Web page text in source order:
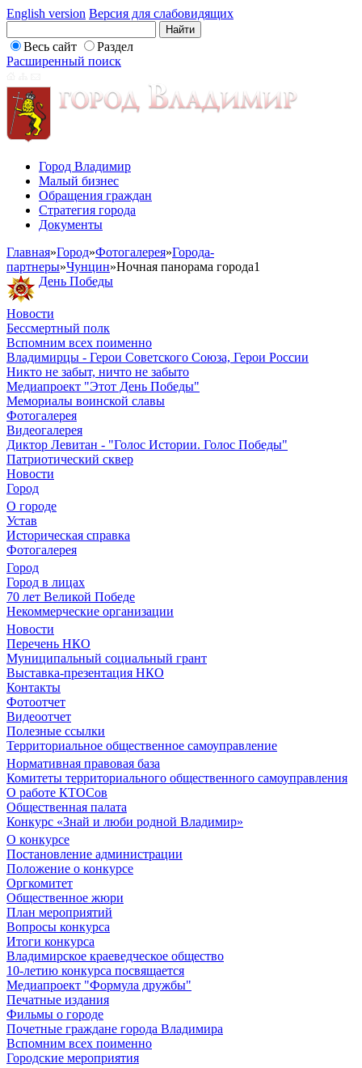
English version Версия для слабовидящих
Весь сайт
Раздел
Расширенный поиск
Город Владимир
Малый бизнес
Обращения граждан
Стратегия города
Документы
Главная»Город»Фотогалерея»Города-
партнеры»Чунцин»Ночная панорама города1
День Победы
Новости
Бессмертный полк
Вспомним всех поименно
Владимирцы - Герои Советского Союза, Герои России
Никто не забыт, ничто не забыто
Медиапроект "Этот День Победы"
Мемориалы воинской славы
Фотогалерея
Видеогалерея
Диктор Левитан - "Голос Истории. Голос Победы"
Патриотический сквер
Новости
Город
О городе
Устав
Историческая справка
Фотогалерея
Город
Город в лицах
70 лет Великой Победе
Некоммерческие организации
Новости
Перечень НКО
Муниципальный социальный грант
Выставка-презентация НКО
Контакты
Фотоотчет
Видеоотчет
Полезные ссылки
Территориальное общественное самоуправление
Нормативная правовая база
Комитеты территориального общественного самоуправления
О работе КТОСов
Общественная палата
Конкурс «Знай и люби родной Владимир»
О конкурсе
Постановление администрации
Положение о конкурсе
Оргкомитет
Общественное жюри
План мероприятий
Вопросы конкурса
Итоги конкурса
Владимирское краеведческое общество
10-летию конкурса посвящается
Медиапроект "Формула дружбы"
Печатные издания
Фильмы о городе
Почетные граждане города Владимира
Вспомним всех поименно
Городские мероприятия